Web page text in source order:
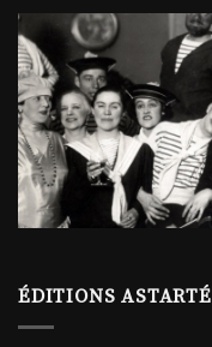
ÉDITIONS ASTARTÉ